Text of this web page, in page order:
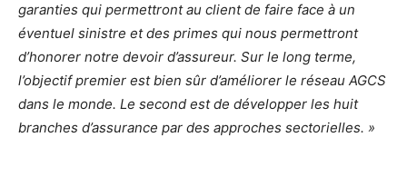
garanties qui permettront au client de faire face à un
éventuel sinistre et des primes qui nous permettront
d’honorer notre devoir d’assureur. Sur le long terme,
l’objectif premier est bien sûr d’améliorer le réseau AGCS
dans le monde. Le second est de développer les huit
branches d’assurance par des approches sectorielles. »